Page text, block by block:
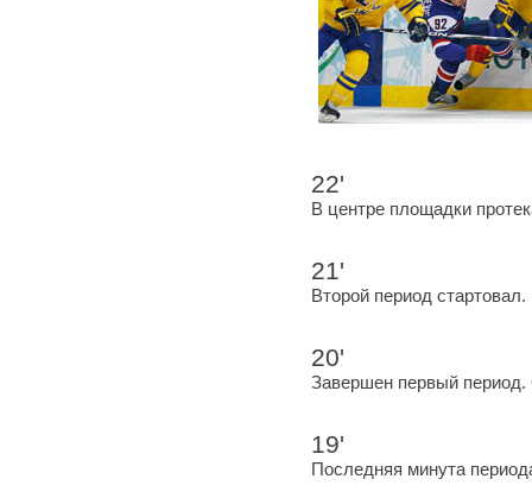
22'
В центре площадки
21'
Второй период стартовал.
20'
Завершен первый период.
19'
Последняя минута